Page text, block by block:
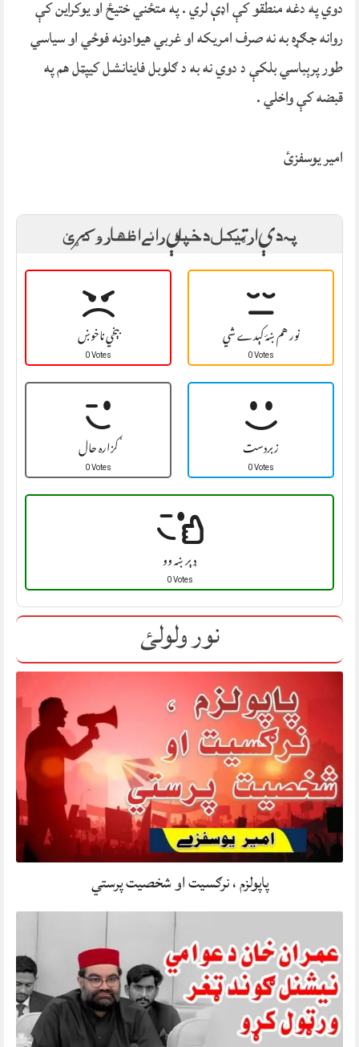
دوي په دغه منطقو کې اډې لري . په متځني ختیځ او یوکراین کې
روانه جګړه به نه صرف امریکه او غربي هیوادونه فوځي او سیاسي
طور پرېباسي بلکې د دوي نه به د ګلوبل فاینانشل کیپټل هم په
قبضه کې واخلي .
امیر یوسفزئ
په دې ارټيکل د خپلې رائے اظهار وکړئ
بېخي ناخوښ
0 Votes نور هم ښۀ کېدے شي
0 Votes
ګزاره حال
0 Votes زبردست
0 Votes
ډېر ښه وو
0 Votes
نور ولولئ
پاپولزم ، نرګسیت او شخصیت پرستي